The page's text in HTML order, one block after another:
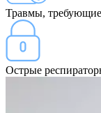
Травмы, требующие
Острые